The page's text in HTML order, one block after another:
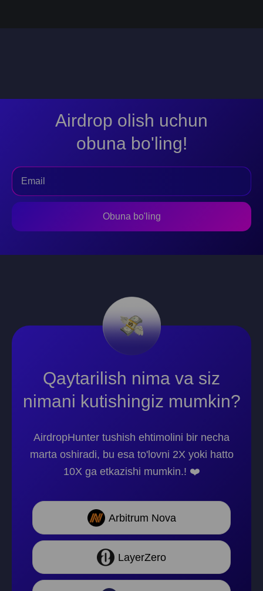
Airdrop olish uchun
obuna bo'ling!
Obuna bo'ling
Qaytarilish nima va siz
nimani kutishingiz mumkin?
AirdropHunter tushish ehtimolini bir necha
marta oshiradi, bu esa to'lovni 2X yoki hatto
10X ga etkazishi mumkin.! ❤️
Arbitrum Nova
LayerZero